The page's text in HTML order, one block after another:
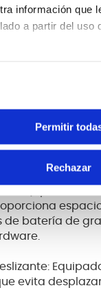
información que
a partir del uso
Permitir
Rechazar
de Tama,
espacio de
de batería de
evita